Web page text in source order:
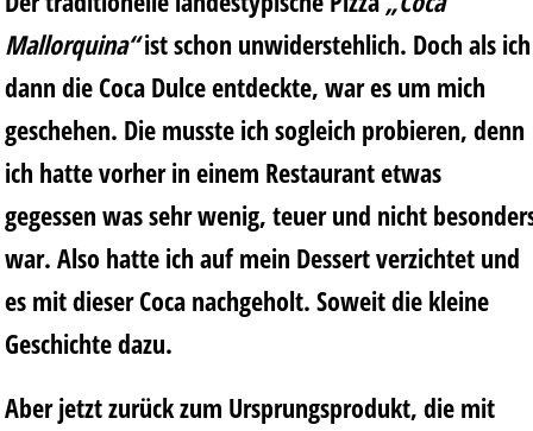
Mallorquina“ist schon unwiderstehlich. Doch als ich
dann die Coca Dulce entdeckte, war es um mich
geschehen. Die musste ich sogleich probieren, denn
ich hatte vorher in einem Restaurant etwas
gegessen was sehr wenig, teuer und nicht
war. Also hatte ich auf mein Dessert verzichtet und
es mit dieser Coca nachgeholt. Soweit die kleine
Geschichte dazu.
Aber jetzt zurück zum Ursprungsprodukt, die mit